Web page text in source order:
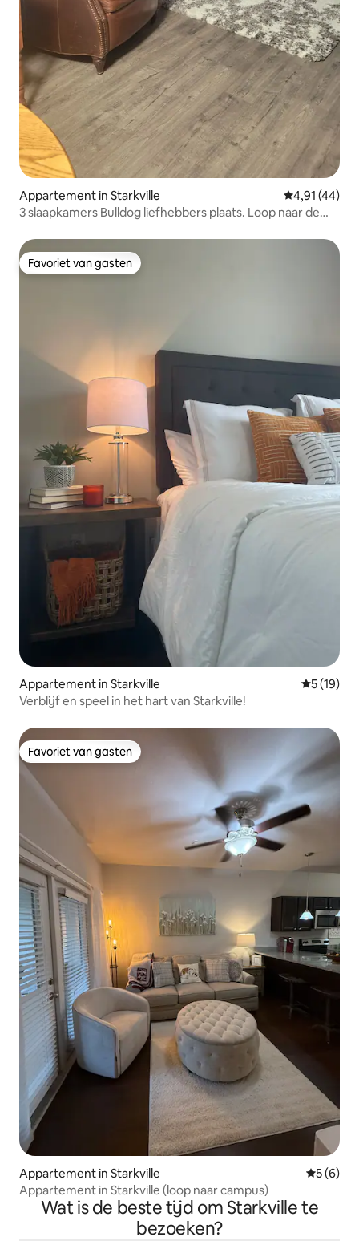
Appartement in Starkville Gemiddelde
4,91 (44)
3 slaapkamers Bulldog liefhebbers plaats. Loop naar de
Favoriet van gasten
Favoriet van gasten
Appartement in Starkville
5 (19)
Verblijf en speel in het hart van Starkville!
Favoriet van gasten
Favoriet van gasten
Appartement in Starkville
5 (6)
Appartement in Starkville (loop naar campus)
Wat is de beste tijd om Starkville te
bezoeken?